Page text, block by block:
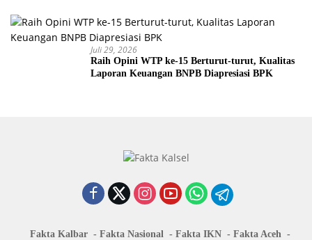
Juli 29, 2026
Raih Opini WTP ke-15 Berturut-turut, Kualitas
Laporan Keuangan BNPB Diapresiasi BPK
Fakta Kalbar Fakta Nasional Fakta IKN
Fakta Aceh